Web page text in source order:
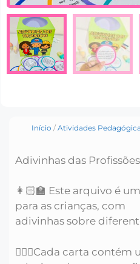
Início / Atividades
Adivinhas das Profissões
👩🏻‍🏫 Este arquivo é
para as crianças, com
adivinhas sobre
👨🏻‍⚕️Cada carta contém